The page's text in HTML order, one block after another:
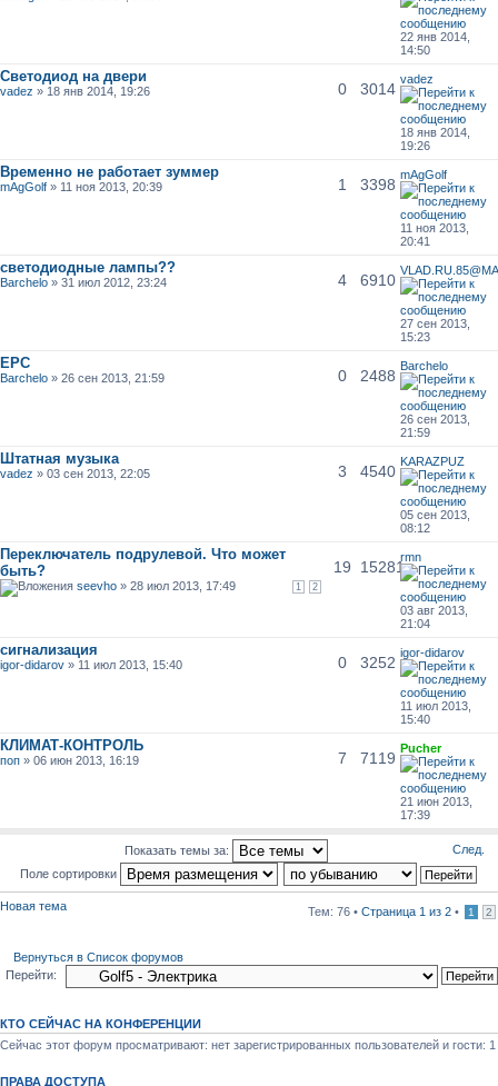
22 янв 2014,
14:50
Светодиод на двери
vadez » 18 янв 2014, 19:26 0 3014
vadez
18 янв 2014,
19:26
Временно не работает зуммер
mAgGolf » 11 ноя 2013, 20:39 1 3398
mAgGolf
11 ноя 2013,
20:41
светодиодные лампы??
Barchelo » 31 июл 2012, 23:24 4 6910
27 сен 2013,
15:23
EPC
Barchelo » 26 сен 2013, 21:59 0 2488
Barchelo
26 сен 2013,
21:59
Штатная музыка
vadez » 03 сен 2013, 22:05 3 4540
KARAZPUZ
05 сен 2013,
08:12
Переключатель подрулевой. Что может
быть?
1 2
seevho » 28 июл 2013, 17:49
19 15281
rmn
03 авг 2013,
21:04
сигнализация
igor-didarov » 11 июл 2013, 15:40 0 3252
igor-didarov
11 июл 2013,
15:40
КЛИМАТ-КОНТРОЛЬ
поп » 06 июн 2013, 16:19 7 7119
Pucher
21 июн 2013,
17:39
След.
Показать темы за:
Поле сортировки
Новая тема Тем: 76 • Страница 1 из 2 • 1 2
Вернуться в Список форумов
Перейти:
КТО СЕЙЧАС НА КОНФЕРЕНЦИИ
Сейчас этот форум просматривают: нет зарегистрированных пользователей и гости: 1
ПРАВА ДОСТУПА